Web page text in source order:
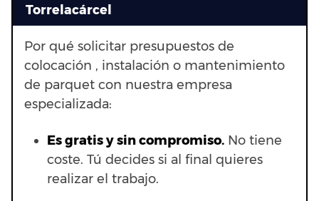
Torrelacárcel
Por qué solicitar presupuestos de
colocación , instalación o mantenimiento
de parquet con nuestra empresa
especializada:
Es gratis y sin compromiso. No tiene
coste. Tú decides si al final quieres
realizar el trabajo.